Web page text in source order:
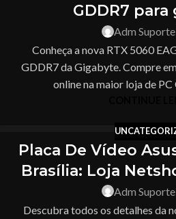
GDDR7 para
Adm Suporte
Conheça a nova RTX 5060
GDDR7 da Gigabyte. Compre
online na maior loja de
Placa De Vídeo
Brasília: Loja
Adm Suporte
Descubra todos os detalhes da